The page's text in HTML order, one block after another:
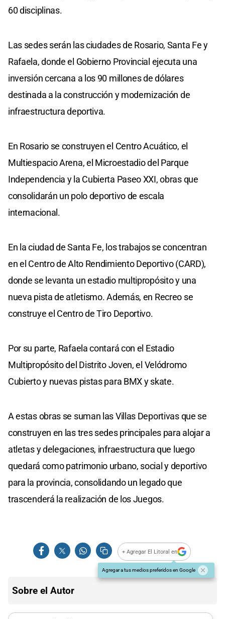
60 disciplinas.
Las sedes serán las ciudades de Rosario, Santa Fe y
Rafaela, donde el Gobierno Provincial ejecuta una
inversión cercana a los 90 millones de dólares
destinada a la construcción y modernización de
infraestructura deportiva.
En Rosario se construyen el Centro Acuático, el
Multiespacio Arena, el Microestadio del Parque
Independencia y la Cubierta Paseo XXI, obras que
consolidarán un polo deportivo de escala
internacional.
En la ciudad de Santa Fe, los trabajos se concentran
en el Centro de Alto Rendimiento Deportivo (CARD),
donde se levanta un estadio multipropósito y una
nueva pista de atletismo. Además, en Recreo se
construye el Centro de Tiro Deportivo.
Por su parte, Rafaela contará con el Estadio
Multipropósito del Distrito Joven, el Velódromo
Cubierto y nuevas pistas para BMX y skate.
A estas obras se suman las Villas Deportivas que se
construyen en las tres sedes principales para alojar a
atletas y delegaciones, infraestructura que luego
quedará como patrimonio urbano, social y deportivo
para la provincia, consolidando un legado que
trascenderá la realización de los Juegos.
+ Agregar El Litoral en
Agregar a tus medios preferidos en Google
Sobre el Autor